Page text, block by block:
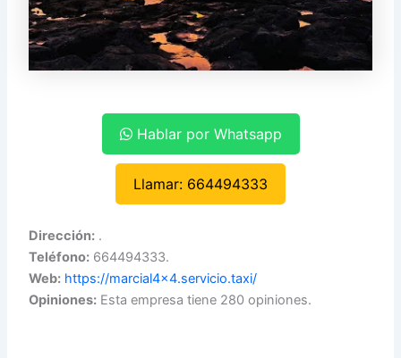
Hablar por Whatsapp
Llamar: 664494333
Dirección: .
Teléfono: 664494333.
Web: https://marcial4x4.servicio.taxi/
Opiniones: Esta empresa tiene 280 opiniones.